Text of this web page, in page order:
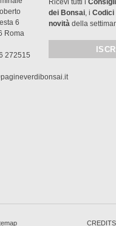
6
Roma
272515
Ricevi tutti i
dei Bonsai, iCodici
novità della
CREDITS